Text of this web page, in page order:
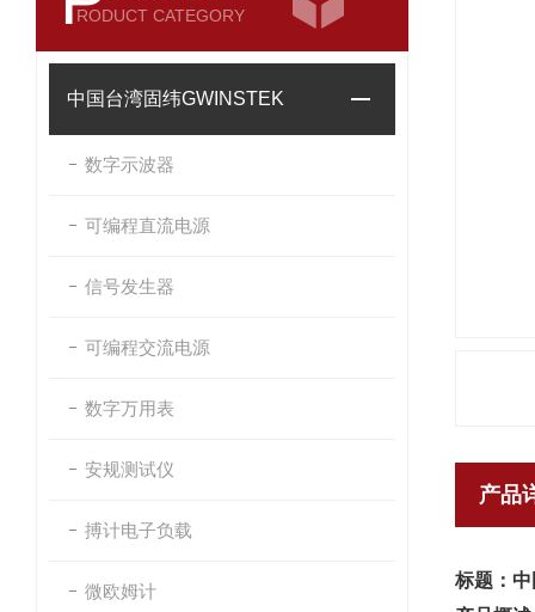
RODUCT CATEGORY
中国台湾固纬GWINSTEK
数字示波器
可编程直流电源
信号发生器
可编程交流电源
数字万用表
安规测试仪
搏计电子负载
微欧姆计
产品
标题：